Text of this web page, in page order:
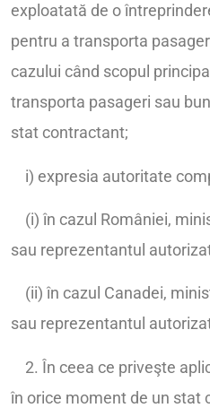
exploatată de o
pentru a transporta
cazului când scopul
transporta pasageri sau
stat contractant;
i) expresia autoritate
(i) în cazul României,
sau reprezentantul
(ii) în cazul Canadei,
sau reprezentantul
2. În ceea ce priveşte
în orice moment de un stat